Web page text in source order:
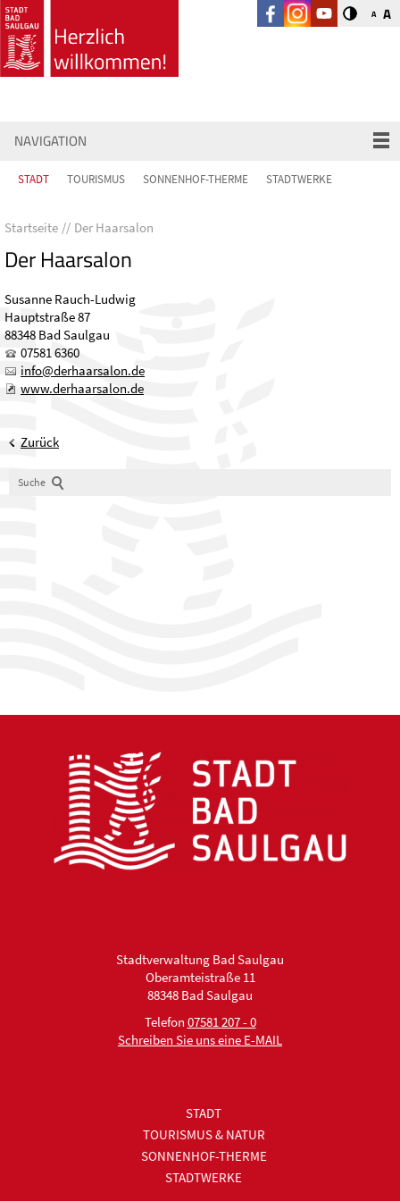
A A
NAVIGATION
STADT TOURISMUS SONNENHOF-THERME STADTWERKE
Startseite Der Haarsalon
Der Haarsalon
Susanne Rauch-Ludwig
Hauptstraße 87
88348 Bad Saulgau
07581 6360
nf
d rh rs l n d
www.derhaarsalon.de
Zurück
Suche
Stadtverwaltung Bad Saulgau
Oberamteistraße 11
88348 Bad Saulgau
Telefon 07581 207 - 0
Schreiben Sie uns eine E-MAIL
STADT
TOURISMUS & NATUR
SONNENHOF-THERME
STADTWERKE